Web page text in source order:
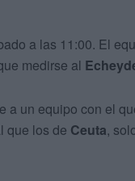
a las 11:00. El
medirse al
un equipo con el
que los de Ceuta,